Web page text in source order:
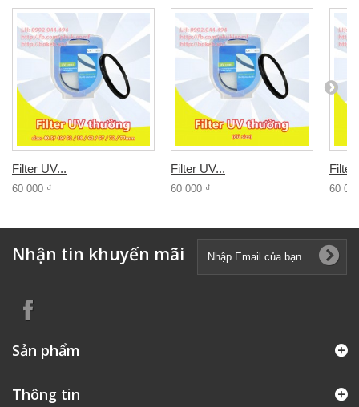
Filter UV...
60 000 ₫
Filter UV...
60 000 ₫
Filter
60
Nhận tin khuyến mãi
Sản phẩm
Thông tin